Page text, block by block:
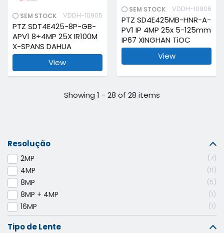
SEM STOCK VDDH-10905
PTZ SDT4E425-8P-GB-
APV1 8+4MP 25X IR100M
X-SPANS DAHUA
View
SEM STOCK VDDH-10906
PTZ SD4E425MB-HNR-A-
PV1 IP 4MP 25x 5-125mm
IP67 XINGHAN TiOC
View
Showing 1 - 28 of 28 items
Resolução
2MP 7
4MP 11
8MP 5
8MP + 4MP 1
16MP 1
Tipo de Lente